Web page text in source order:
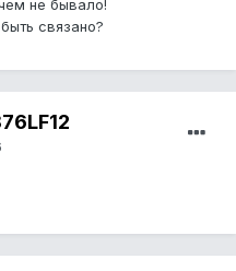
не бывало!
связано?